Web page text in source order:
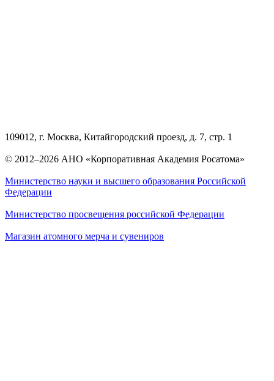
109012, г. Москва, Китайгородский проезд, д. 7, стр. 1
© 2012–2026 АНО «Корпоративная Академия Росатома»
Министерство науки и высшего образования Российской
Федерации
Министерство просвещения российской Федерации
Магазин атомного мерча и сувениров